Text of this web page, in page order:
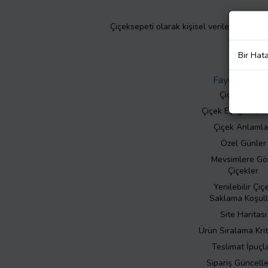
Çiçeksepeti olarak kişisel verilerinizin
Faydalı Bilgiler
Çiçek Bakımı
Çiçek Eşliğinde
Çiçek
Özel Günler
Mevsimlere
Çiçekler
Yenilebilir
Saklama
Site Haritası
Ürün Sıralama
Teslimat
Sipariş
Bir